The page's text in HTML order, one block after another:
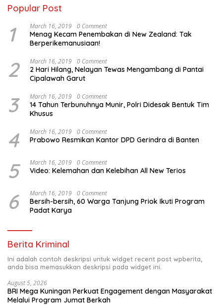
Popular Post
1 March 16, 2019 0 Comment
Menag Kecam Penembakan di New Zealand: Tak
Berperikemanusiaan!
2 March 16, 2019 0 Comment
2 Hari Hilang, Nelayan Tewas Mengambang di Pantai
Cipalawah Garut
3 March 16, 2019 0 Comment
14 Tahun Terbunuhnya Munir, Polri Didesak Bentuk Tim
Khusus
4 March 16, 2019 0 Comment
Prabowo Resmikan Kantor DPD Gerindra di Banten
5 March 16, 2019 0 Comment
Video: Kelemahan dan Kelebihan All New Terios
6 March 16, 2019 0 Comment
Bersih-bersih, 60 Warga Tanjung Priok Ikuti Program
Padat Karya
Berita Kriminal
Ini adalah contoh deskripsi untuk widget recent post wpberita,
anda bisa memasukkan deskripsi pada widget ini.
August 5, 2026
BRI Mega Kuningan Perkuat Engagement dengan Masyarakat
Melalui Program Jumat Berkah